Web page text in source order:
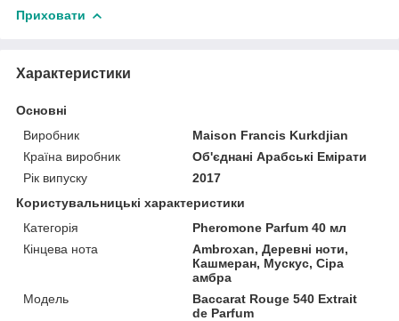
Приховати
Характеристики
Основні
Виробник
Maison Francis Kurkdjian
Країна виробник
Об'єднані Арабські Емірати
Рік випуску
2017
Користувальницькі характеристики
Категорія
Pheromone Parfum 40 мл
Кінцева нота
Ambroxan, Деревні ноти,
Кашмеран, Мускус, Сіра
амбра
Мoдель
Baccarat Rouge 540 Extrait
de Parfum